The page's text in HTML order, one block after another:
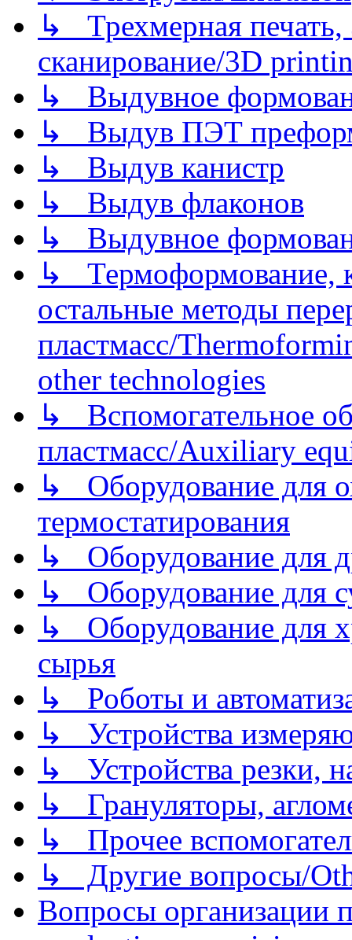
↳ Трехмерная
сканирование/3D
↳ Выдувное
↳ Выдув ПЭТ
↳ Выдув канистр
↳ Выдув флаконов
↳ Выдувное
↳ Термоформование,
остальные методы
пластмасс/
other technologies
↳ Вспомогательное
пластмасс/Auxiliary
↳ Оборудование для
термостатирования
↳ Оборудование для
↳ Оборудование для
↳ Оборудование для
сырья
↳ Роботы и
↳ Устройства
↳ Устройства резки,
↳ Грануляторы,
↳ Прочее
↳ Другие вопросы/
Вопросы организации